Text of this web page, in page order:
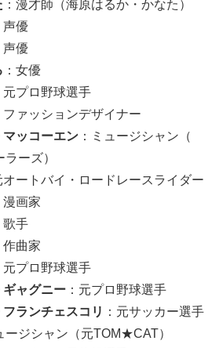
：漫才師（海原はるか・かなた）
声優
声優
：女優
元プロ野球選手
ファッションデザイナー
マッコーエン ：ミュージシャン（
ーズ）
オートバイ・ロードレースライダー
漫画家
歌手
作曲家
元プロ野球選手
ギャグニー ：元プロ野球選手
ランチェスコリ ：元サッカー選手
ージシャン（元TOM★CAT）